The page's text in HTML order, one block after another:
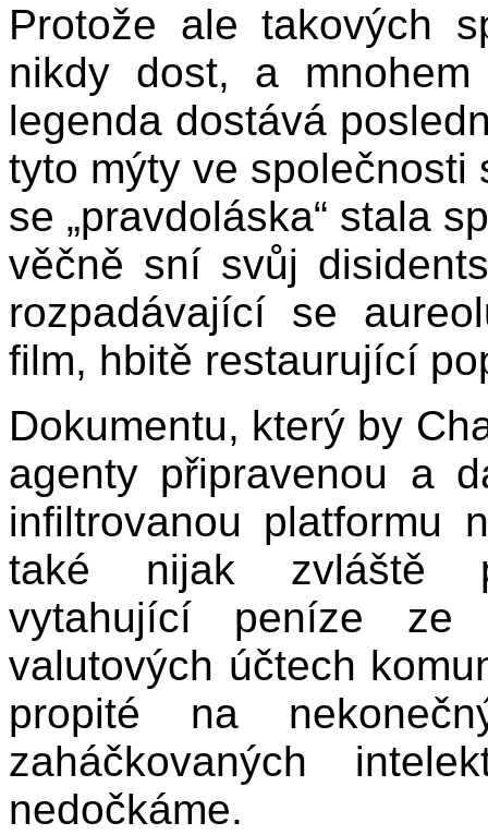
Protože ale takových
nikdy dost, a
legenda dostává
tyto mýty ve společnosti
se „pravdoláska“ stala
věčně sní svůj
rozpadávající se
film, hbitě restaurující
Dokumentu, který by
agenty připravenou a
infiltrovanou platformu
také nijak zvláště
vytahující peníze ze
valutových účtech
propité na
zaháčkovaných
nedočkáme.